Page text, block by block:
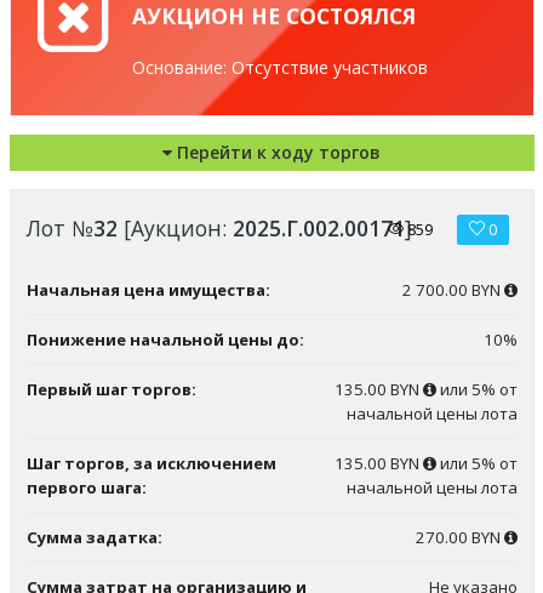
АУКЦИОН НЕ СОСТОЯЛСЯ
Основание: Отсутствие участников
Перейти к ходу торгов
Лот №32 [Аукцион: 2025.Г.002.00171]859 0
Начальная цена имущества: 2 700.00 BYN
Понижение начальной цены до: 10%
Первый шаг торгов: 135.00 BYN
или 5% от
начальной цены лота
Шаг торгов, за исключением
первого шага:
135.00 BYN
или 5% от
начальной цены лота
Сумма задатка: 270.00 BYN
Сумма затрат на организацию и
Не указано